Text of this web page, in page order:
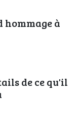
à
de ce qu'il